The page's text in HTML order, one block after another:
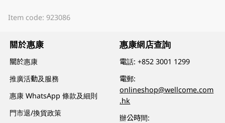
Item code: 923086
關於惠康
關於惠康
推廣活動及服務
惠康 WhatsApp 條款及細則
門市退/換貨政策
惠康網店查詢
電話:+852 3001 1299
電郵:
onlineshop@wellcome.com
.hk
辦公時間: